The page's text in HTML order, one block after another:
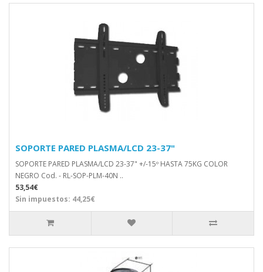
SOPORTE PARED PLASMA/LCD 23-37"
SOPORTE PARED PLASMA/LCD 23-37" +/-15º HASTA 75KG COLOR
NEGRO Cod. - RL-SOP-PLM-40N ..
53,54€
Sin impuestos: 44,25€